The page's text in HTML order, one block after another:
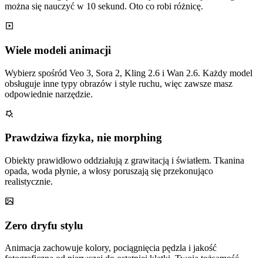
można się nauczyć w 10 sekund. Oto co robi różnicę.
Wiele modeli animacji
Wybierz spośród Veo 3, Sora 2, Kling 2.6 i Wan 2.6. Każdy model
obsługuje inne typy obrazów i style ruchu, więc zawsze masz
odpowiednie narzędzie.
Prawdziwa fizyka, nie morphing
Obiekty prawidłowo oddziałują z grawitacją i światłem. Tkanina
opada, woda płynie, a włosy poruszają się przekonująco
realistycznie.
Zero dryfu stylu
Animacja zachowuje kolory, pociągnięcia pędzla i jakość